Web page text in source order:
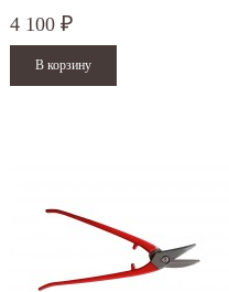
Читать дальше
4 100 ₽